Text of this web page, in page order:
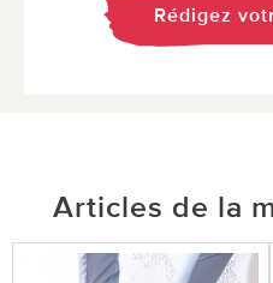
Rédigez
Articles de la